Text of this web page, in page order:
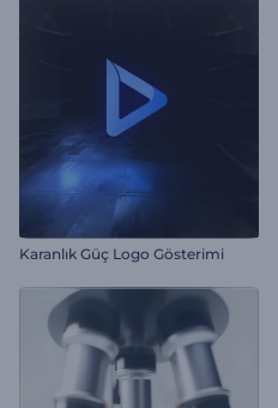
Karanlık Güç Logo Gösterimi